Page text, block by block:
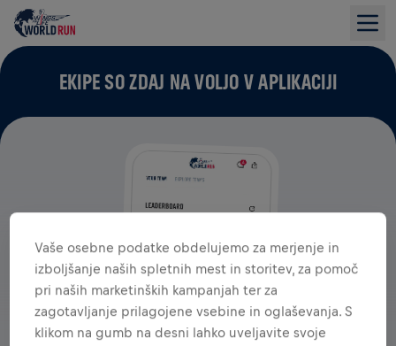
EKIPE SO ZDAJ NA VOLJO V APLIKACIJI
Vaše osebne podatke obdelujemo za merjenje in
izboljšanje naših spletnih mest in storitev, za pomoč
pri naših marketinških kampanjah ter za
zagotavljanje prilagojene vsebine in oglaševanja. S
klikom na gumb na desni lahko uveljavite svoje